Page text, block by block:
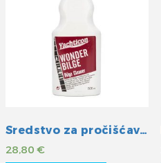
Sredstvo za pročišćavanje otpadnih voda
28,80€